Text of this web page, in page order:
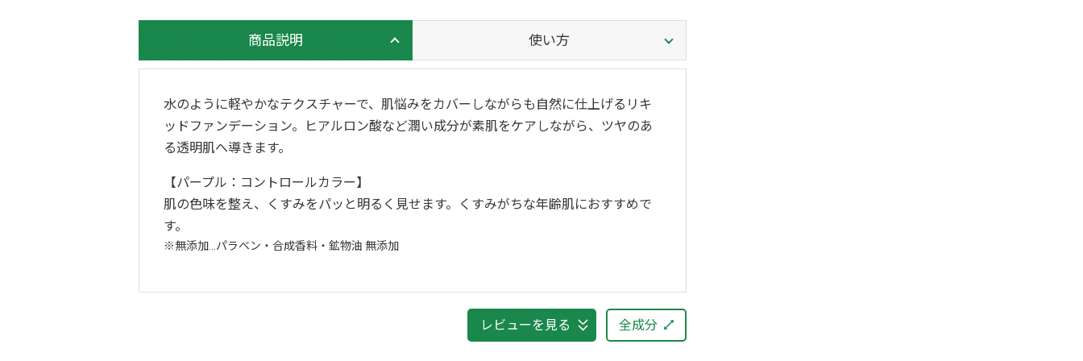
商品説明 使い方
水のように軽やかなテクスチャーで、肌悩みをカバーしながらも自然に仕上げるリキ
ッドファンデーション。ヒアルロン酸など潤い成分が素肌をケアしながら、ツヤのあ
る透明肌へ導きます。
【パープル：コントロールカラー】
肌の色味を整え、くすみをパッと明るく見せます。くすみがちな年齢肌におすすめで
す。
無添加…パラベン・合成香料・鉱物油 無添加
レビューを見る 全成分